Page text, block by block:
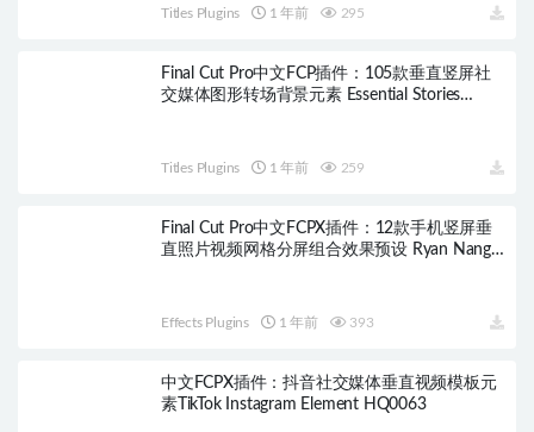
Titles Plugins 1 年前 295
Final Cut Pro中文FCP插件：105款垂直竖屏社
交媒体图形转场背景元素 Essential Stories
Titles Plugins 1 年前 259
Final Cut Pro中文FCPX插件：12款手机竖屏垂
直照片视频网格分屏组合效果预设 Ryan Nangle
Effects Plugins 1 年前 393
中文FCPX插件：抖音社交媒体垂直视频模板元
素TikTok Instagram Element HQ0063